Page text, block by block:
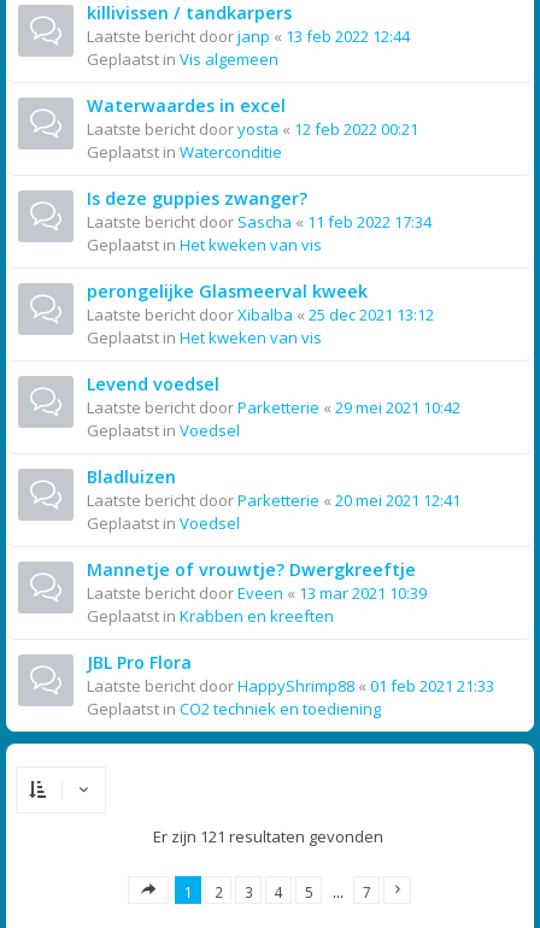
killivissen / tandkarpers
Laatste bericht doorjanp « 13 feb 2022 12:44
Geplaatst in Vis algemeen
Waterwaardes in excel
Laatste bericht dooryosta « 12 feb 2022 00:21
Geplaatst in Waterconditie
Is deze guppies zwanger?
Laatste bericht door Sascha « 11 feb 2022 17:34
Geplaatst in Het kweken van vis
perongelijke Glasmeerval kweek
Laatste bericht doorXibalba « 25 dec 2021 13:12
Geplaatst in Het kweken van vis
Levend voedsel
Laatste bericht doorParketterie « 29 mei 2021 10:42
Geplaatst in Voedsel
Bladluizen
Laatste bericht doorParketterie « 20 mei 2021 12:41
Geplaatst in Voedsel
Mannetje of vrouwtje? Dwergkreeftje
Laatste bericht doorEveen « 13 mar 2021 10:39
Geplaatst in Krabben en kreeften
JBL Pro Flora
Laatste bericht doorHappyShrimp88 « 01 feb 2021 21:33
Geplaatst in CO2 techniek en toediening
Er zijn 121 resultaten gevonden
1 2 3 4 5 … 7